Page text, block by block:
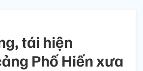
tái hiện
Phố Hiến xưa